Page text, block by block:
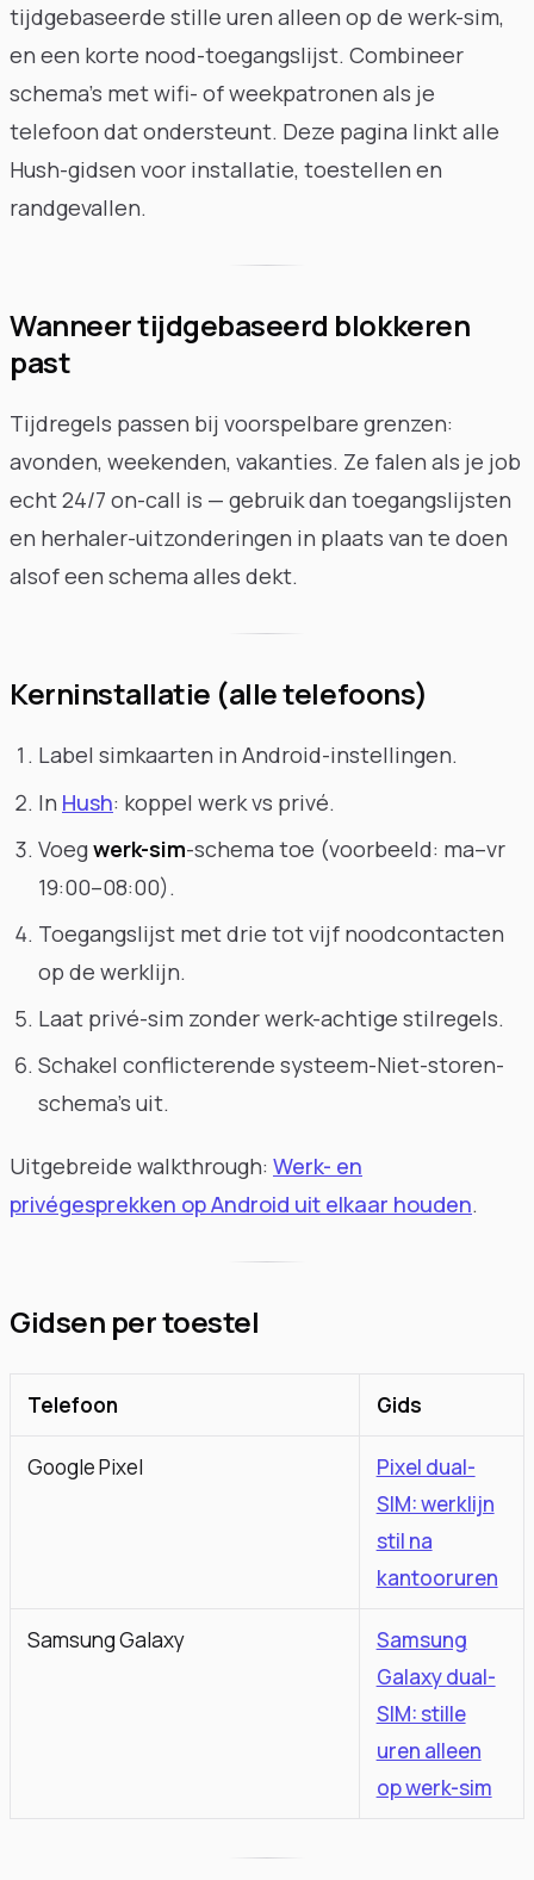
tijdgebaseerde stille uren alleen op de werk-sim,
en een korte nood-toegangslijst. Combineer
schema's met wifi- of weekpatronen als je
telefoon dat ondersteunt. Deze pagina linkt alle
Hush-gidsen voor installatie, toestellen en
randgevallen.
Wanneer tijdgebaseerd blokkeren
past
Tijdregels passen bij voorspelbare grenzen:
avonden, weekenden, vakanties. Ze falen als je job
echt 24/7 on-call is — gebruik dan toegangslijsten
en herhaler-uitzonderingen in plaats van te doen
alsof een schema alles dekt.
Kerninstallatie (alle telefoons)
Label simkaarten in Android-instellingen.
In Hush: koppel werk vs privé.
Voegwerk-sim-schema toe (voorbeeld: ma–vr
19:00–08:00).
Toegangslijst met drie tot vijf noodcontacten
op de werklijn.
Laat privé-sim zonder werk-achtige stilregels.
Schakel conflicterende systeem-Niet-storen-
schema's uit.
Uitgebreide walkthrough: Werk- en
privégesprekken op Android uit elkaar houden.
Gidsen per toestel
Telefoon Gids
Google Pixel
Pixel dual-
SIM: werklijn
stil na
kantooruren
Samsung Galaxy
Samsung
Galaxy dual-
SIM: stille
uren alleen
op werk-sim